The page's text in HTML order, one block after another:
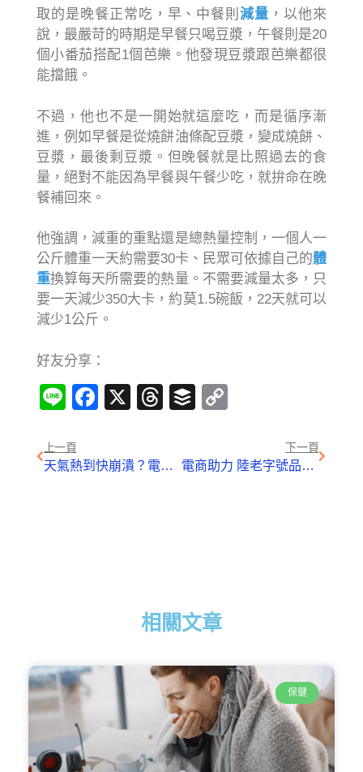
取的是晚餐正常吃，早、中餐則減量 ，以他來
說，最嚴苛的時期是早餐只喝豆漿，午餐則是20
個小番茄搭配1個芭樂。他發現豆漿跟芭樂都很
能擋餓。
不過，他也不是一開始就這麼吃，而是循序漸
進，例如早餐是從燒餅油條配豆漿，變成燒餅、
豆漿，最後剩豆漿。但晚餐就是比照過去的食
量，絕對不能因為早餐與午餐少吃，就拚命在晚
餐補回來。
他強調，減重的重點還是總熱量控制，一個人一
公斤體重一天約需要30卡、民眾可依據自己的體
重換算每天所需要的熱量。不需要減量太多，只
要一天減少350大卡，約莫1.5碗飯，22天就可以
減少1公斤。
好友分享：
LineFacebook
X Threads
Buffer
上一頁
天氣熱到快崩潰？電風扇這樣用，不開冷氣室溫也降5度！
下一頁
電商助力 陸老字號品牌翻紅
相關文章
保健